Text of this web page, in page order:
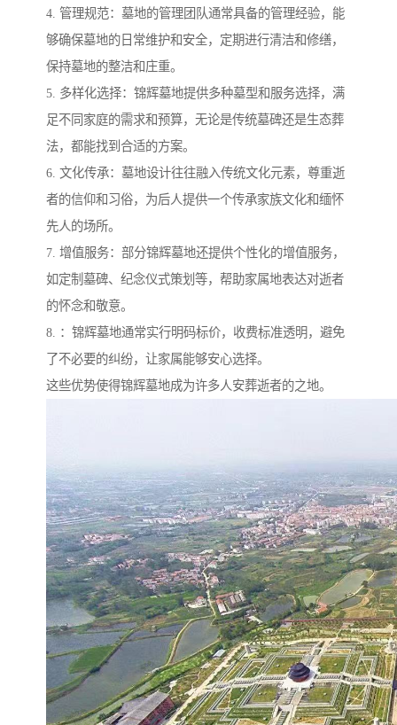
4. 管理规范：墓地的管理团队通常具备的管理经验，能
够确保墓地的日常维护和安全，定期进行清洁和修缮，
保持墓地的整洁和庄重。
5. 多样化选择：锦辉墓地提供多种墓型和服务选择，满
足不同家庭的需求和预算，无论是传统墓碑还是生态葬
法，都能找到合适的方案。
6. 文化传承：墓地设计往往融入传统文化元素，尊重逝
者的信仰和习俗，为后人提供一个传承家族文化和缅怀
先人的场所。
7. 增值服务：部分锦辉墓地还提供个性化的增值服务，
如定制墓碑、纪念仪式策划等，帮助家属地表达对逝者
的怀念和敬意。
8. ：锦辉墓地通常实行明码标价，收费标准透明，避免
了不必要的纠纷，让家属能够安心选择。
这些优势使得锦辉墓地成为许多人安葬逝者的之地。